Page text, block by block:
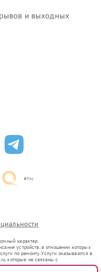
и выходных
характер.
устройств, в отношении которых
по ремонту. Услуги оказываются в
которые не связаны с
представителями.